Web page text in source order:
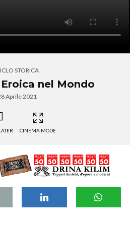
STORICA
nel Mondo
Aprile 2021
CINEMA MODE